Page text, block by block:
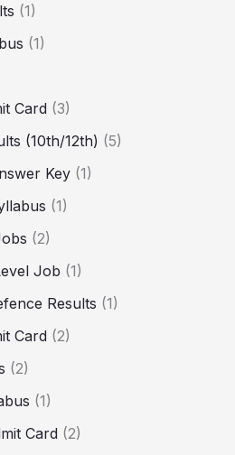
(1)
(1)
Card(3)
(10th/12th) (5)
Key(1)
(1)
(2)
Job (1)
Results (1)
Card(2)
(2)
(1)
Card(2)